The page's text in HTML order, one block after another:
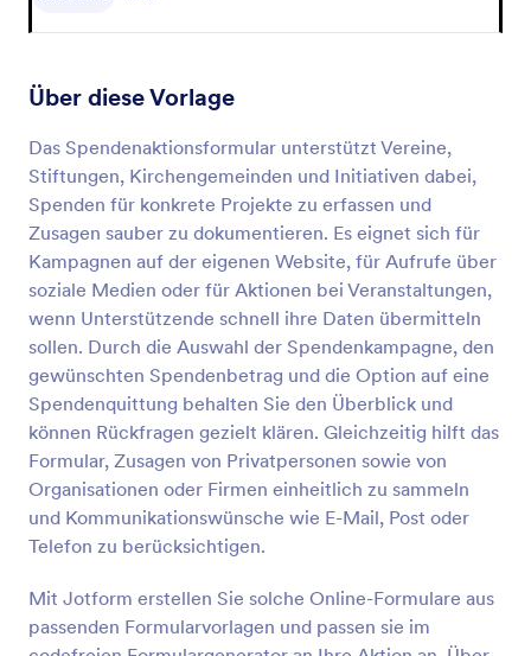
Über diese Vorlage
Das Spendenaktionsformular unterstützt Vereine,
Stiftungen, Kirchengemeinden und Initiativen dabei,
Spenden für konkrete Projekte zu erfassen und
Zusagen sauber zu dokumentieren. Es eignet sich für
Kampagnen auf der eigenen Website, für Aufrufe über
soziale Medien oder für Aktionen bei Veranstaltungen,
wenn Unterstützende schnell ihre Daten übermitteln
sollen. Durch die Auswahl der Spendenkampagne, den
gewünschten Spendenbetrag und die Option auf eine
Spendenquittung behalten Sie den Überblick und
können Rückfragen gezielt klären. Gleichzeitig hilft das
Formular, Zusagen von Privatpersonen sowie von
Organisationen oder Firmen einheitlich zu sammeln
und Kommunikationswünsche wie E-Mail, Post oder
Telefon zu berücksichtigen.
Mit Jotform erstellen Sie solche Online-Formulare aus
passenden Formularvorlagen und passen sie im
Vorschau